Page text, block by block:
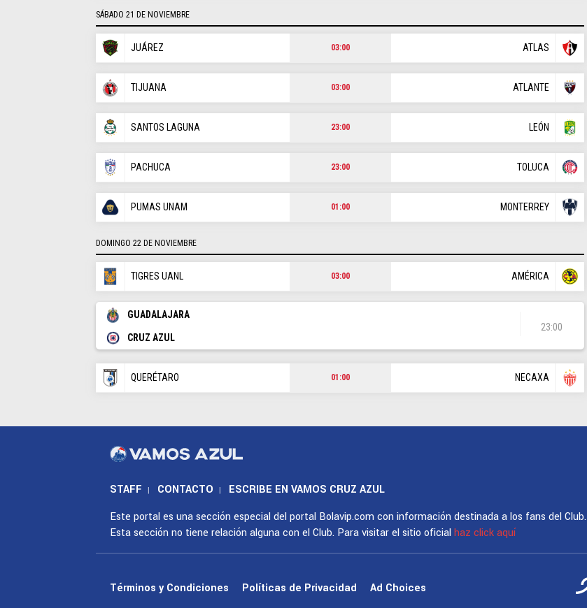
SÁBADO 21 DE NOVIEMBRE
JUÁREZ 03:00 ATLAS
TIJUANA 03:00 ATLANTE
SANTOS LAGUNA 23:00 LEÓN
PACHUCA 23:00 TOLUCA
PUMAS UNAM 01:00 MONTERREY
DOMINGO 22 DE NOVIEMBRE
TIGRES UANL 03:00 AMÉRICA
GUADALAJARA
CRUZ AZUL
23:00
QUERÉTARO 01:00 NECAXA
STAFF | CONTACTO |
ESCRIBE EN VAMOS CRUZ AZUL
Este portal es una sección especial del portal Bolavip.com con información destinada a los fans del Club.
Esta sección no tiene relación alguna con el Club. Para visitar el sitio oficialhaz click aquí
Términos y Condiciones Políticas de Privacidad Ad Choices